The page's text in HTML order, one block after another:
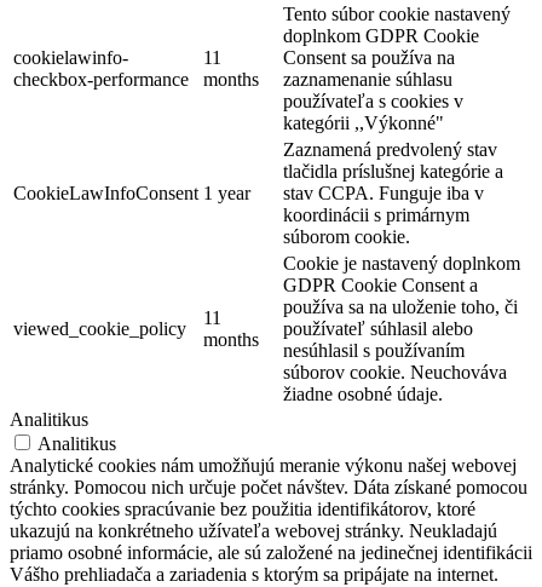
Art Hotel Kastély
Fél
Hotel
cookielawinfo-
checkbox-performance
11
months
Tento súbor cookie nastavený
doplnkom GDPR Cookie
Consent sa používa na
zaznamenanie súhlasu
používateľa s cookies v
kategórii ,,Výkonné"
CookieLawInfoConsent 1 year
Zaznamená predvolený stav
tlačidla príslušnej kategórie a
stav CCPA. Funguje iba v
koordinácii s primárnym
súborom cookie.
viewed_cookie_policy
11
months
Cookie je nastavený doplnkom
GDPR Cookie Consent a
používa sa na uloženie toho, či
používateľ súhlasil alebo
nesúhlasil s používaním
súborov cookie. Neuchováva
žiadne osobné údaje.
Analitikus
Analitikus
Analytické cookies nám umožňujú meranie výkonu našej webovej
stránky. Pomocou nich určuje počet návštev. Dáta získané pomocou
týchto cookies spracúvanie bez použitia identifikátorov, ktoré
ukazujú na konkrétneho užívateľa webovej stránky. Neukladajú
priamo osobné informácie, ale sú založené na jedinečnej identifikácii
Vášho prehliadača a zariadenia s ktorým sa pripájate na internet.